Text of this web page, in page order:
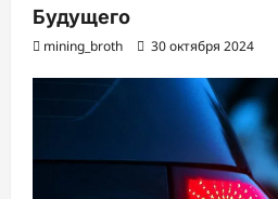
Будущего
mining_broth 30 октября 2024